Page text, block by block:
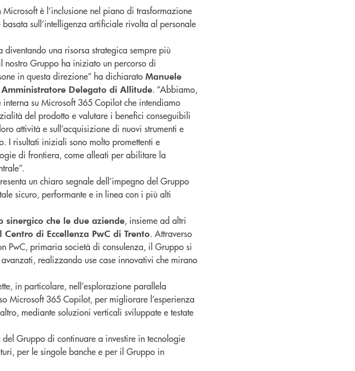
è l’inclusione nel piano di trasformazione
basata sull’intelligenza artificiale rivolta al personale
una risorsa strategica sempre più
Gruppo ha iniziato un percorso di
in questa direzione” ha dichiarato Manuele
Delegato di Allitude. “Abbiamo,
su Microsoft 365 Copilot che intendiamo
del prodotto e valutare i benefici conseguibili
attività e sull’acquisizione di nuovi strumenti e
I risultati iniziali sono molto promettenti e
di frontiera, come alleati per abilitare la
un chiaro segnale dell’impegno del Gruppo
sicuro, performante e in linea con i più alti
sinergico che le due aziende, insieme ad altri
di Eccellenza PwC di Trento. Attraverso
PwC, primaria società di consulenza, il Gruppo si
realizzando use case innovativi che mirano
in particolare, nell’esplorazione parallela
Microsoft 365 Copilot, per migliorare l’esperienza
mediante soluzioni verticali sviluppate e testate
Gruppo di continuare a investire in tecnologie
per le singole banche e per il Gruppo in